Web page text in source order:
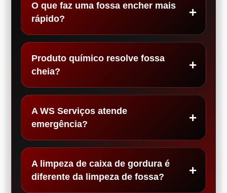
O que faz uma fossa encher mais
rápido?
Produto químico resolve fossa
cheia?
A WS Serviços atende
emergência?
A limpeza de caixa de gordura é
diferente da limpeza de fossa?